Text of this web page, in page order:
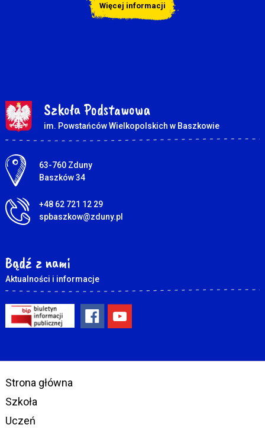
Więcej informacji
Szkoła Podstawowa
im. Powstańców Wielkopolskich w Baszkowie
Adres pocztowy:
63-760 Zduny
Baszków 34
+48 62 721 12 29
spbaszkow@zduny.pl
Bądź z nami
Aktualności i informacje
Strona główna
Szkoła
Uczeń